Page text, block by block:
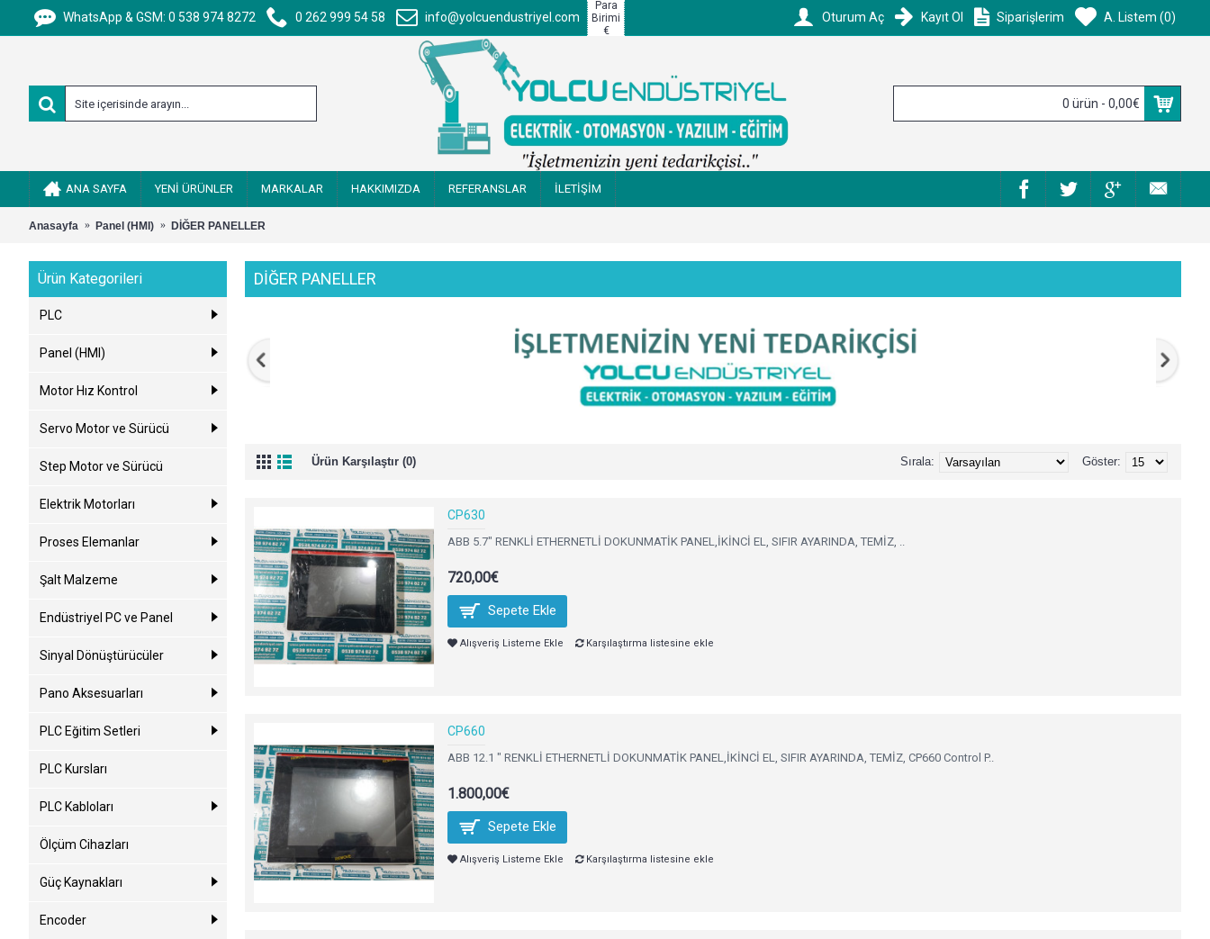
WhatsApp & GSM: 0 538 974 8272 0 262 999 54 58 info@yolcuendustriyel.com
Para
Birimi
€
Oturum Aç Kayıt Ol Siparişlerim A. Listem (0)
0 ürün - 0,00€
ANA SAYFA YENİ ÜRÜNLER MARKALAR HAKKIMIZDA REFERANSLAR İLETİŞİM
Anasayfa Panel (HMI) DİĞER PANELLER
Ürün Kategorileri
PLC
Panel (HMI)
Motor Hız Kontrol
Servo Motor ve Sürücü
Step Motor ve Sürücü
Elektrik Motorları
Proses Elemanlar
Şalt Malzeme
Endüstriyel PC ve Panel
Sinyal Dönüştürücüler
Pano Aksesuarları
PLC Eğitim Setleri
PLC Kursları
PLC Kabloları
Ölçüm Cihazları
Güç Kaynakları
Encoder
DİĞER PANELLER
Ürün Karşılaştır (0) Göster:
Sırala:
CP630
ABB 5.7" RENKLİ ETHERNETLİ DOKUNMATİK PANEL,İKİNCİ EL, SIFIR AYARINDA, TEMİZ, ..
720,00€
Sepete Ekle
Alışveriş Listeme Ekle Karşılaştırma listesine ekle
CP660
ABB 12.1 " RENKLİ ETHERNETLİ DOKUNMATİK PANEL,İKİNCİ EL, SIFIR AYARINDA, TEMİZ, CP660 Control P..
1.800,00€
Sepete Ekle
Alışveriş Listeme Ekle Karşılaştırma listesine ekle